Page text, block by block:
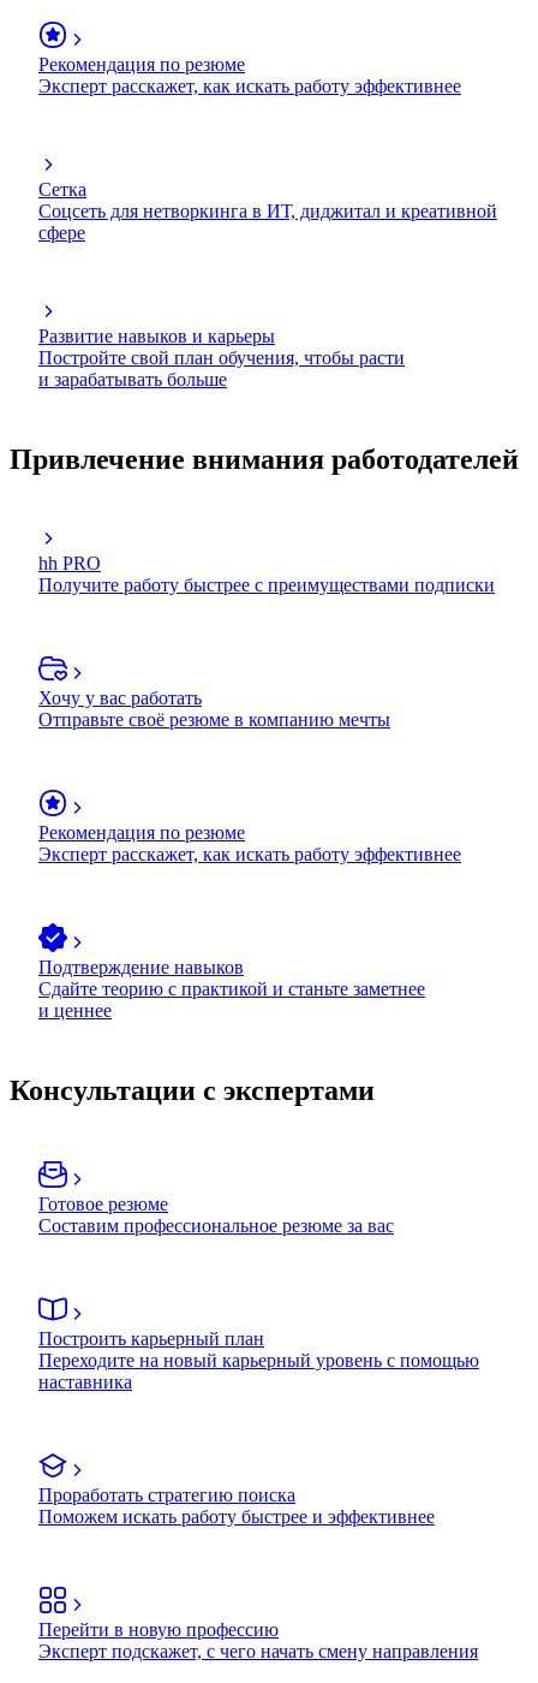
Рекомендация по резюме
Эксперт расскажет, как искать работу эффективнее
Сетка
Соцсеть для нетворкинга в ИТ, диджитал и креативной
сфере
Развитие навыков и карьеры
Постройте свой план обучения, чтобы расти
и зарабатывать больше
Привлечение внимания работодателей
hh PRO
Получите работу быстрее с преимуществами подписки
Хочу у вас работать
Отправьте своё резюме в компанию мечты
Рекомендация по резюме
Эксперт расскажет, как искать работу эффективнее
Подтверждение навыков
Сдайте теорию с практикой и станьте заметнее
и ценнее
Консультации с экспертами
Готовое резюме
Составим профессиональное резюме за вас
Построить карьерный план
Переходите на новый карьерный уровень с помощью
наставника
Проработать стратегию поиска
Поможем искать работу быстрее и эффективнее
Перейти в новую профессию
Эксперт подскажет, с чего начать смену направления